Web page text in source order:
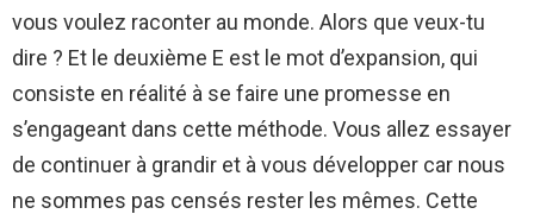
vous voulez raconter au monde. Alors que veux-tu
dire ? Et le deuxième E est le mot d’expansion, qui
consiste en réalité à se faire une promesse en
s’engageant dans cette méthode. Vous allez essayer
de continuer à grandir et à vous développer car nous
ne sommes pas censés rester les mêmes. Cette